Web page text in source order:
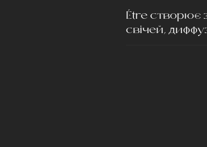
Étre створює
свічей,